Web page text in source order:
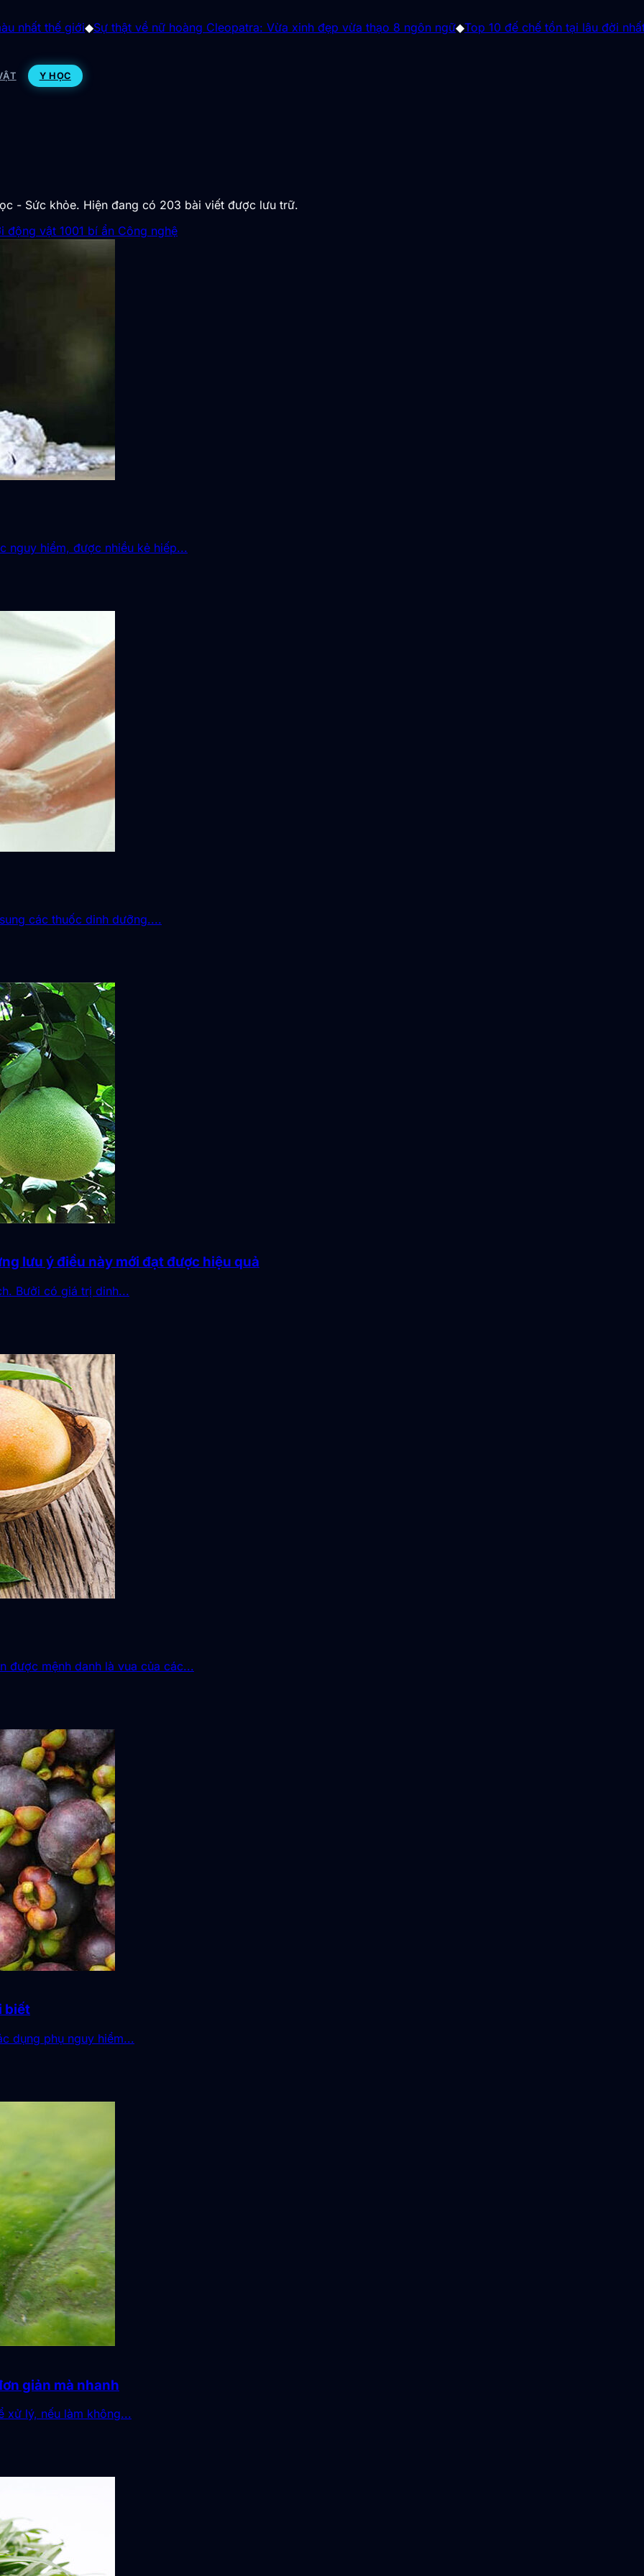
◆Sự thật về nữ hoàng Cleopatra: Vừa xinh đẹp vừa thạo 8 ngôn ngữ◆Top 10 đế chế tồn tại lâu đời nhất lịch sử: Có 1
Y HỌC
- Sức khỏe. Hiện đang có 203 bài viết được lưu trữ.
động vật 1001 bí ẩn Công nghệ
nguy hiểm, được nhiều kẻ hiếp...
các thuốc dinh dưỡng....
lưu ý điều này mới đạt được hiệu quả
Bưởi có giá trị dinh...
được mệnh danh là vua của các...
biết
dụng phụ nguy hiểm...
giản mà nhanh
xử lý, nếu làm không...